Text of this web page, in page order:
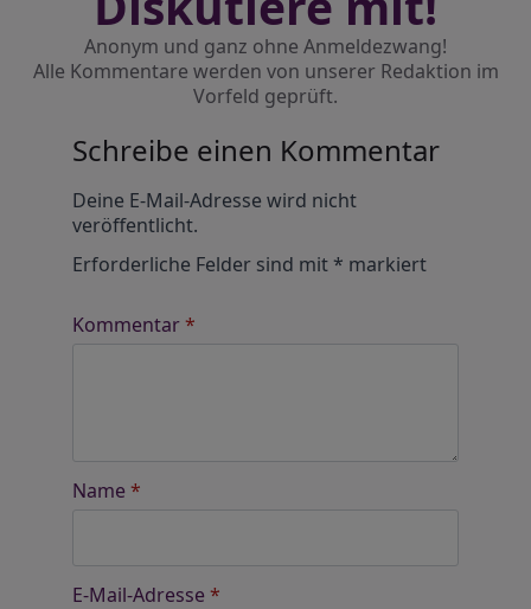
Anonym und ganz ohne Anmeldezwang!
Alle Kommentare werden von unserer Redaktion im
Vorfeld geprüft.
Schreibe einen Kommentar
Deine E-Mail-Adresse wird nicht
veröffentlicht.
Erforderliche Felder sind mit* markiert
Kommentar*
Name *
E-Mail-Adresse *